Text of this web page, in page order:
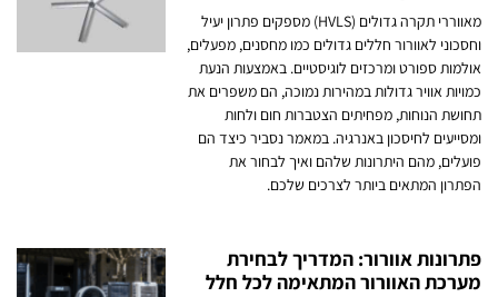
מאווררי תקרה גדולים (HVLS) מספקים פתרון יעיל
וחסכוני לאוורור חללים גדולים כמו מחסנים, מפעלים,
אולמות ספורט ומרכזים לוגיסטיים. באמצעות הנעת
כמויות אוויר גדולות במהירות נמוכה, הם משפרים את
תחושת הנוחות, מפחיתים הצטברות חום ולחות
ומסייעים לחיסכון באנרגיה. במאמר נסביר כיצד הם
פועלים, מהם היתרונות שלהם ואיך לבחור את
הפתרון המתאים ביותר לצרכים שלכם.
פתרונות אוורור: המדריך לבחירת
מערכת האוורור המתאימה לכל חלל